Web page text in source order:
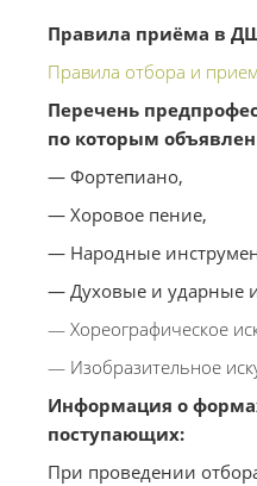
Правила приёма в
Правила отбора и
Перечень
по которым
— Фортепиано,
— Хоровое пение,
— Народные
— Духовые и ударные
— Хореографическое
— Изобразительное
Информация о
поступающих:
При проведении